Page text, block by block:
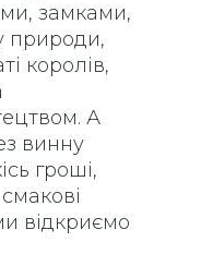
замками,
природи,
королів,
А
винну
гроші,
відкриємо